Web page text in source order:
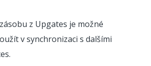
z Upgates je možné
v synchronizaci s dalšími